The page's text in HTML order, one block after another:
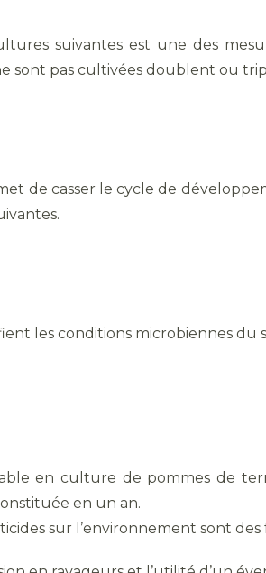
suivantes est une des
sont pas cultivées doublent ou
de casser le cycle de
les conditions microbiennes
en culture de pommes de
en un an.
sur l’environnement sont